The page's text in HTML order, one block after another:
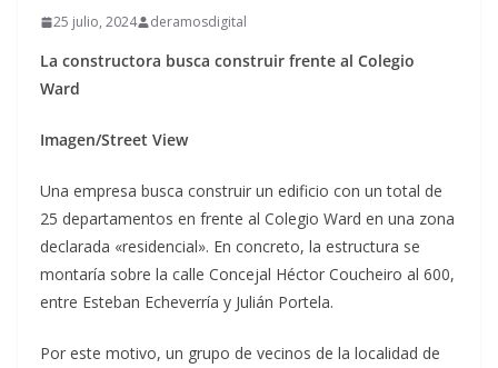
25 julio, 2024 deramosdigital
La constructora busca construir frente al Colegio
Ward
Imagen/Street View
Una empresa busca construir un edificio con un total de
25 departamentos en frente al Colegio Ward en una zona
declarada «residencial». En concreto, la estructura se
montaría sobre la calle Concejal Héctor Coucheiro al 600,
entre Esteban Echeverría y Julián Portela.
Por este motivo, un grupo de vecinos de la localidad de